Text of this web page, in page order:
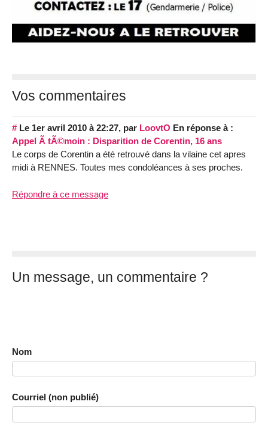
Vos commentaires
# Le 1er avril 2010 à 22:27, par LoovtO En réponse à :
Appel Ã tÃ©moin : Disparition de Corentin, 16 ans
Le corps de Corentin a été retrouvé dans la vilaine cet apres
midi à RENNES. Toutes mes condoléances à ses proches.
Répondre à ce message
Un message, un commentaire ?
Nom
Courriel (non publié)